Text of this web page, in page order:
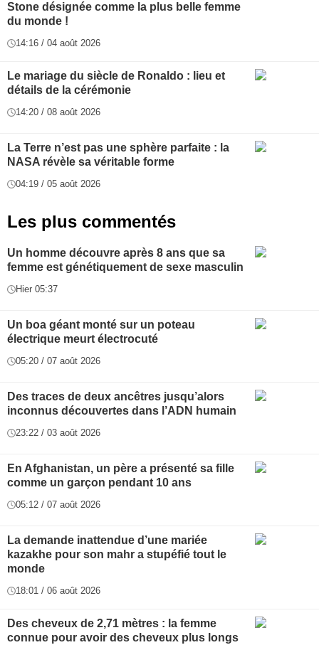
Stone désignée comme la plus belle femme
du monde !
14:16 / 04 août 2026
Le mariage du siècle de Ronaldo : lieu et
détails de la cérémonie
14:20 / 08 août 2026
La Terre n’est pas une sphère parfaite : la
NASA révèle sa véritable forme
04:19 / 05 août 2026
Les plus commentés
Un homme découvre après 8 ans que sa
femme est génétiquement de sexe masculin
Hier 05:37
Un boa géant monté sur un poteau
électrique meurt électrocuté
05:20 / 07 août 2026
Des traces de deux ancêtres jusqu’alors
inconnus découvertes dans l’ADN humain
23:22 / 03 août 2026
En Afghanistan, un père a présenté sa fille
comme un garçon pendant 10 ans
05:12 / 07 août 2026
La demande inattendue d’une mariée
kazakhe pour son mahr a stupéfié tout le
monde
18:01 / 06 août 2026
Des cheveux de 2,71 mètres : la femme
connue pour avoir des cheveux plus longs